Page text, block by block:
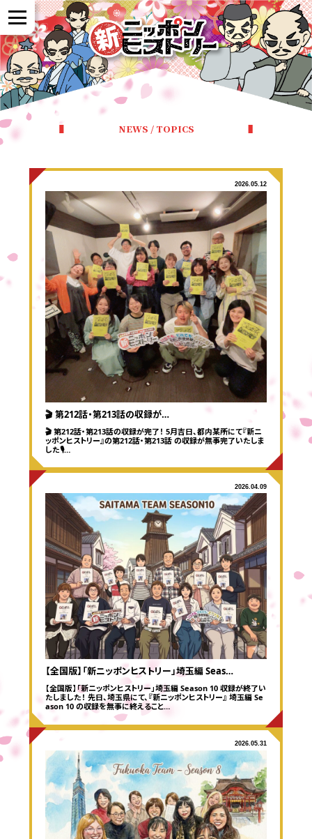
NEWS
作品紹介
参加者の声
全国展開について
よくある質問
応募する
NEWS / TOPICS
2026.05.12
🎬 第212話・第213話の収録が…
🎬 第212話・第213話の収録が完了！ 5月吉日、都内某所にて『新ニ
ッポンヒストリー』の第212話・第213話 の収録が無事完了いたしま
した🎙️…
2026.04.09
【全国版】「新ニッポンヒストリー」埼玉編 Seas…
【全国版】「新ニッポンヒストリー」埼玉編 Season 10 収録が終了い
たしました！ 先日、埼玉県にて、『新ニッポンヒストリー』 埼玉編 Se
ason 10 の収録を無事に終えること…
2026.05.31